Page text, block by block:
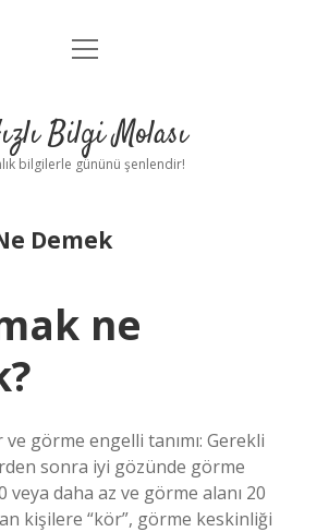
Anasayfa
Yasal Uyarı
menüyü
Bilgi Molası
bilgilerle gününü şenlendir!
Demek
ne
görme engelli tanımı: Gerekli
sonra iyi gözünde görme
veya daha az ve görme alanı 20
kişilere “kör”, görme keskinliği